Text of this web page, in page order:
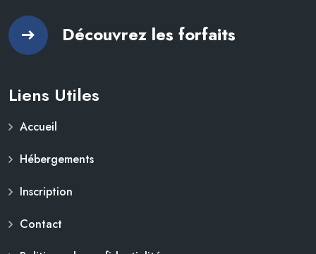
Découvrez les forfaits
Liens Utiles
Accueil
Hébergements
Inscription
Contact